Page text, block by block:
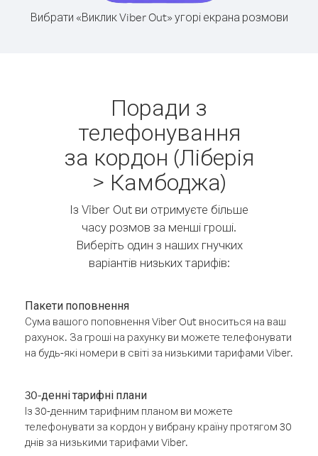
Вибрати «Виклик Viber Out» угорі екрана розмови
Поради з
телефонування
за кордон (Ліберія
> Камбоджа)
Із Viber Out ви отримуєте більше
часу розмов за менші гроші.
Виберіть один з наших гнучких
варіантів низьких тарифів:
Пакети поповнення
Сума вашого поповнення Viber Out вноситься на ваш
рахунок. За гроші на рахунку ви можете телефонувати
на будь-які номери в світі за низькими тарифами Viber.
30-денні тарифні плани
Із 30-денним тарифним планом ви можете
телефонувати за кордон у вибрану країну протягом 30
днів за низькими тарифами Viber.